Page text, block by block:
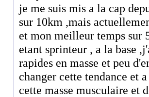
je me suis mis a la cap
sur 10km ,mais
et mon meilleur temps sur
etant sprinteur , a la base
rapides en masse et peu
changer cette tendance et
cette masse musculaire et